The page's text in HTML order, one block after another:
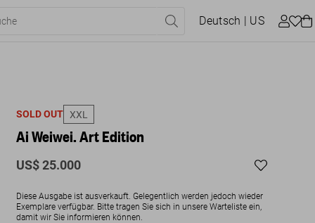
Deutsch | US
SOLD OUT XXL
Ai Weiwei. Art Edition
US$ 25.000
Diese Ausgabe ist ausverkauft. Gelegentlich werden jedoch wieder
Exemplare verfügbar. Bitte tragen Sie sich in unsere Warteliste ein,
damit wir Sie informieren können.